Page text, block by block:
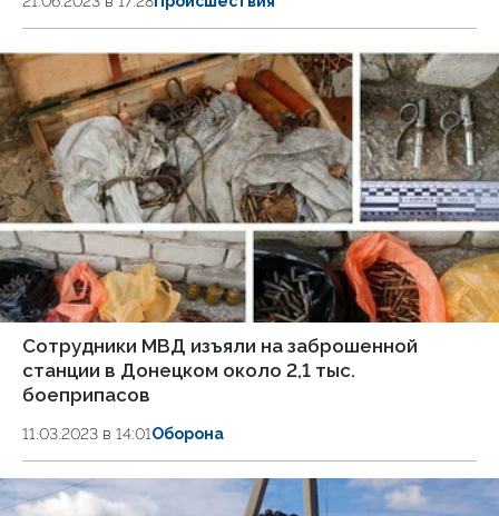
Сотрудники МВД изъяли на заброшенной
станции в Донецком около 2,1 тыс.
боеприпасов
11.03.2023 в 14:01Оборона